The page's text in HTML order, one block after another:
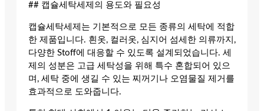
## 캡슐세탁세제의 용도와 필요성
캡슐세탁세제는 기본적으로 모든 종류의 세탁에 적합
한 제품입니다. 흰옷, 컬러옷, 심지어 섬세한 의류까지,
다양한 Stoff에 대응할 수 있도록 설계되었습니다. 세
제의 성분은 고급 세탁성을 위해 특수 혼합되어 있으
며, 세탁 중에 생길 수 있는 찌꺼기나 오염물질 제거를
효과적으로 도와줍니다.